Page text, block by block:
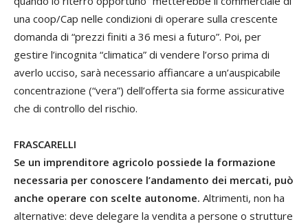
una coop/Cap nelle condizioni di operare sulla crescente
domanda di “prezzi finiti a 36 mesi a futuro”. Poi, per
gestire l’incognita “climatica” di vendere l’orso prima di
averlo ucciso, sarà necessario affiancare a un’auspicabile
concentrazione (“vera”) dell’offerta sia forme assicurative
che di controllo del rischio.
FRASCARELLI
Se un imprenditore agricolo possiede la formazione
necessaria per conoscere l’andamento dei mercati, può
anche operare con scelte autonome. Altrimenti, non ha
alternative: deve delegare la vendita a persone o strutture